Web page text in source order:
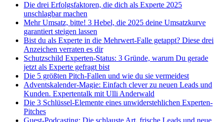
Die drei Erfolgsfaktoren, die dich als Experte 2025
unschlagbar machen
Mehr Umsatz, bitte! 3 Hebel, die 2025 deine Umsatzkurve
garantiert steigen lassen
Bist du als Experte in die Mehrwert-Falle getappt? Diese drei
Anzeichen verraten es dir
Schutzschild Experten-Status: 3 Gründe, warum Du gerade
jetzt als Experte gefragt bist
Die 5 größten Pitch-Fallen und wie du sie vermeidest
Adventskalender-Magie: Einfach clever zu neuen Leads und
Kunden. Expertentalk mit Ulli Anderwald
Die 3 Schlüssel-Elemente eines unwiderstehlichen Experten-
Pitches
Guest-Podcasting: Die schlauste Art, frische Leads und neue